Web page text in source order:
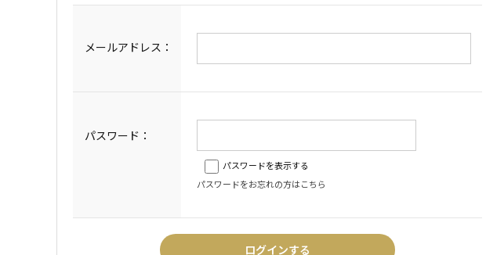
メールアドレス：
パスワード：
パスワードを表示する
パスワードをお忘れの方はこちら